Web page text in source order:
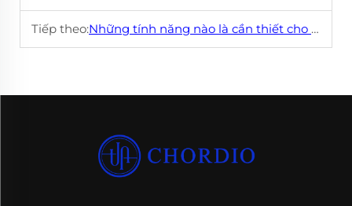
Tiếp theo:Những tính năng nào là cần thiết cho hệ thống âm thanh ngoài trời?